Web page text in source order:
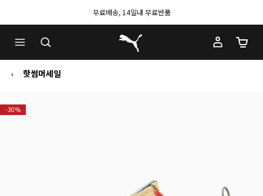
무료배송, 14일내 무료반품
푸마 홈
장바
핫썸머세일
-30%